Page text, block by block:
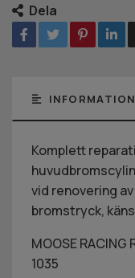
Dela
INFORMATION
Komplett
vid renovering
bromstryck,
MOOSE
1035